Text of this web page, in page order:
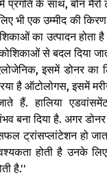
के साथ, बोन मैरो
भी एक उम्मीद की
का उत्पादन होता
से बदल दिया
इसमें डोनर का
है ऑटोलोगस, इसमें
हैं. हालिया
बना दिया है. अगर
ट्रांसप्लांटेशन हो
होती है उनके
है.''